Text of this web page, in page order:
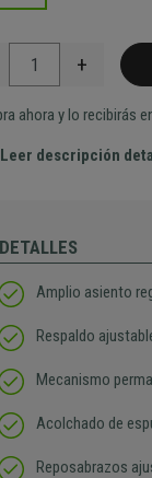
+
ahora y lo recibirás
Leer descripción
DETALLES
Amplio asiento
Respaldo
Mecanismo
Acolchado de
Reposabrazos